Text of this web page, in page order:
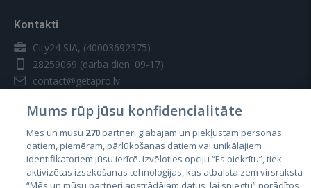
Kontakti
City24 SIA, (40003692375)
28259069 (darba dien. 09-17)
contact@getapro.lv
Valstis
Igaunija
Mums rūp jūsu konfidencialitāte
Mēs un mūsu 270partneri glabājam un piekļūstam personas
datiem, piemēram, pārlūkošanas datiem vai unikālajiem
identifikatoriem jūsu ierīcē. Izvēloties opciju “Es piekrītu”, tiek
aktivizētas izsekošanas tehnoloģijas, kas atbalsta zem virsraksta
“Mēs un mūsu partneri apstrādājam datus, lai sniegtu” norādītos